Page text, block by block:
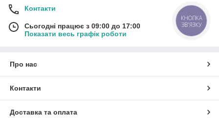
Контакти
Сьогодні працює з 09:00 до 17:00
Показати весь графік роботи
Про нас
Контакти
Доставка та оплата
КНОПКА
ЗВ'ЯЗКУ